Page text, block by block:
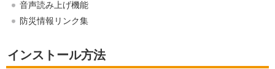
音声読み上げ機能
防災情報リンク集
インストール方法